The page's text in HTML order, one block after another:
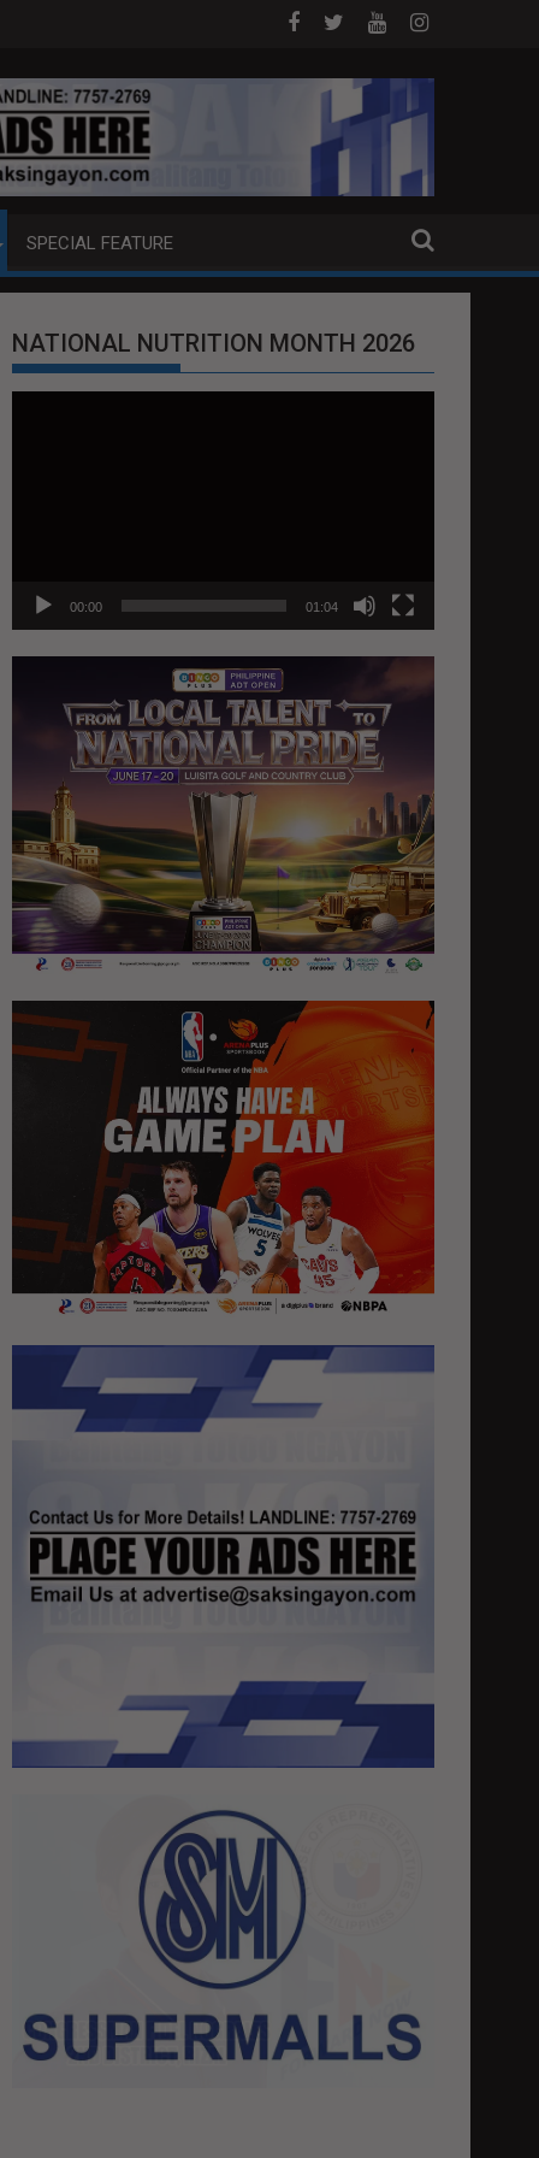
EXTRADITION REQUEST NG U.S. LABAN KAY QUIBOLOY
MAHIGIT P21-M HALAGANG SMUGGLED
SPECIAL FEATURE
NATIONAL NUTRITION MONTH 2026
00:00 01:04